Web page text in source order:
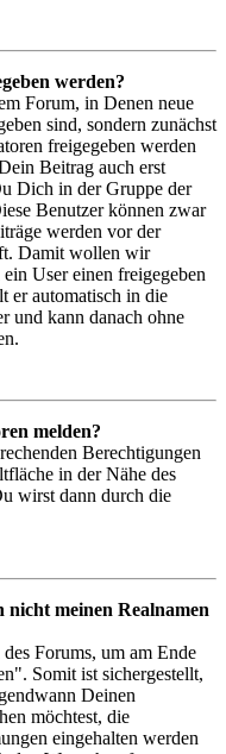
werden?
Forum, in Denen neue
sind, sondern zunächst
freigegeben werden
Beitrag auch erst
Dich in der Gruppe der
Benutzer können zwar
werden vor der
Damit wollen wir
User einen freigegeben
er automatisch in die
und kann danach ohne
melden?
Berechtigungen
in der Nähe des
wirst dann durch die
meinen Realnamen
Forums, um am Ende
Somit ist sichergestellt,
Deinen
möchtest, die
eingehalten werden